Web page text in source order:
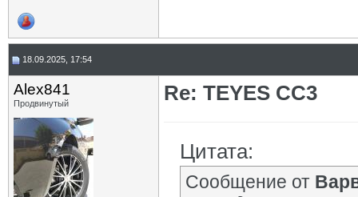
18.09.2025, 17:54
Alex841
Продвинутый Re: TEYES CC3
Цитата:
Сообщение от